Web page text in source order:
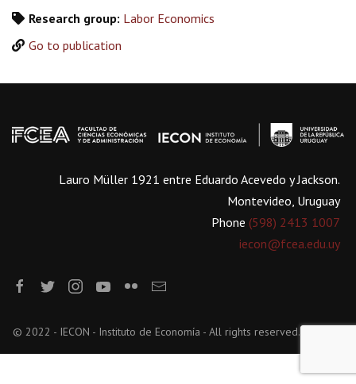
Research group: Labor Economics
Go to publication
Lauro Müller 1921 entre Eduardo Acevedo y Jackson.
Montevideo, Uruguay
Phone (598) 2413 1007
iecon@fcea.edu.uy
© 2022 - IECON - Instituto de Economía - All rights reserved.